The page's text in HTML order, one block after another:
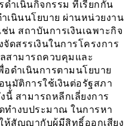
ำเนินกิจกรรม ที่เรียกกัน
ำเนินนโยบาย ผ่านหน่วยงาน
น สถาบันการเงินเฉพาะกิจ
ดสรรเงินในการโครงการ
สามารถควบคุมและ
ดำเนินการตามนโยบาย
นุมัติการใช้เงินต่อรัฐสภา
นี้ สามารถหลีกเลี่ยงการ
ทำงบประมาณ ในการหา
ห้สัญญากับผู้มีสิทธิ์ออกเสียง